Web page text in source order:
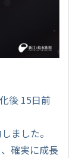
後 15日前
ました。
確実に成長